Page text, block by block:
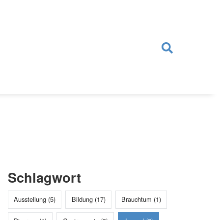
Schlagwort
Ausstellung (5) Bildung (17) Brauchtum (1)